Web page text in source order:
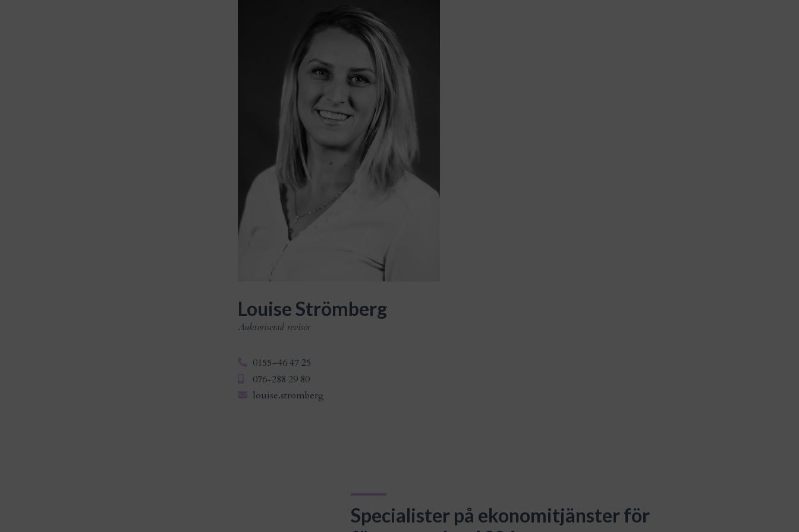
Louise Strömberg
Auktoriserad revisor
0155–46 47 25
076-288 29 80
louise.stromberg
Specialister på ekonomitjänster för